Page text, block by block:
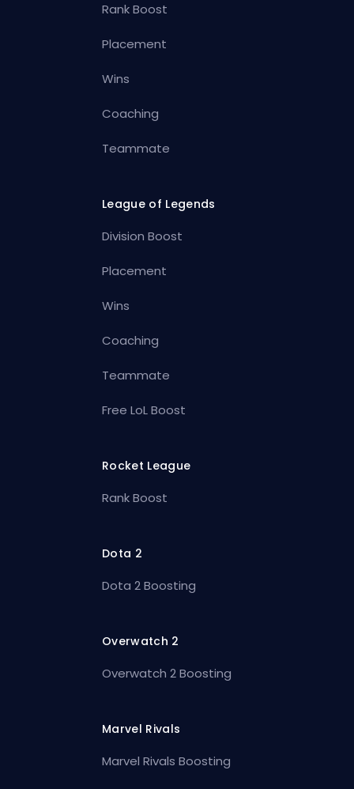
Rank Boost
Placement
Wins
Coaching
Teammate
League of Legends
Division Boost
Placement
Wins
Coaching
Teammate
Free LoL Boost
Rocket League
Rank Boost
Dota 2
Dota 2 Boosting
Overwatch 2
Overwatch 2 Boosting
Marvel Rivals
Marvel Rivals Boosting